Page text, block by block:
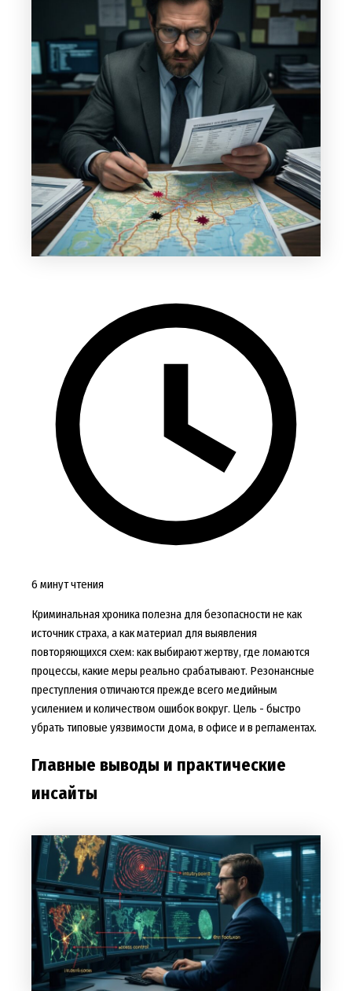
6 минут чтения
Криминальная хроника полезна для безопасности не как
источник страха, а как материал для выявления
повторяющихся схем: как выбирают жертву, где ломаются
процессы, какие меры реально срабатывают. Резонансные
преступления отличаются прежде всего медийным
усилением и количеством ошибок вокруг. Цель - быстро
убрать типовые уязвимости дома, в офисе и в регламентах.
Главные выводы и практические
инсайты